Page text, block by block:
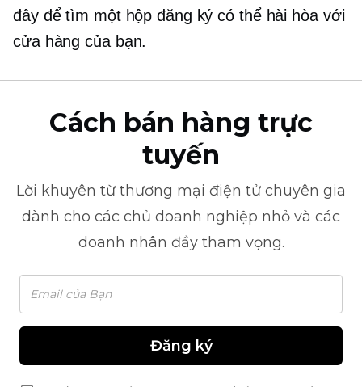
đây để tìm một hộp đăng ký có thể hài hòa với
cửa hàng của bạn.
Cách bán hàng trực
tuyến
Lời khuyên từ thương mại điện tử chuyên gia
dành cho các chủ doanh nghiệp nhỏ và các
doanh nhân đầy tham vọng.
Đăng ký